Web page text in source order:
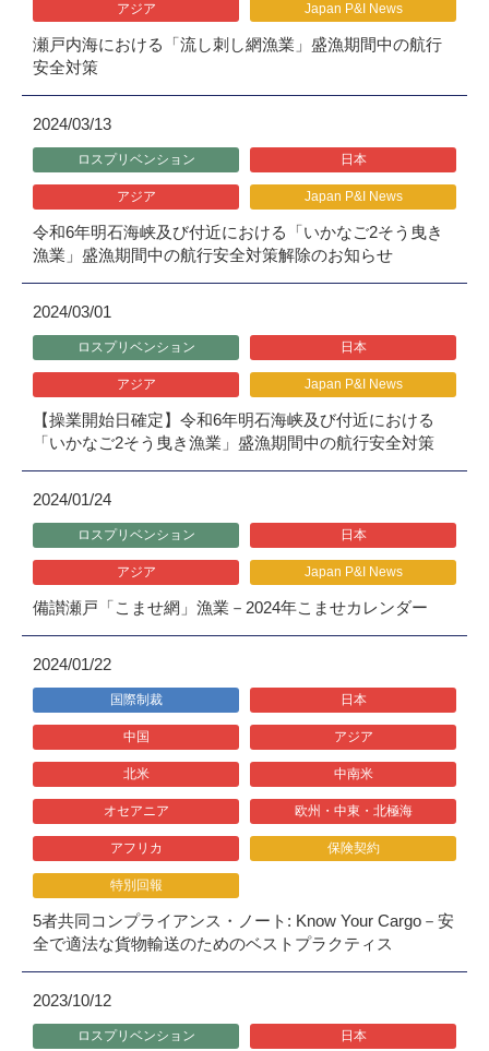
アジア Japan P&I News
瀬戸内海における「流し刺し網漁業」盛漁期間中の航行
安全対策
2024/03/13
ロスプリベンション 日本
アジア Japan P&I News
令和6年明石海峡及び付近における「いかなご2そう曳き
漁業」盛漁期間中の航行安全対策解除のお知らせ
2024/03/01
ロスプリベンション 日本
アジア Japan P&I News
【操業開始日確定】令和6年明石海峡及び付近における
「いかなご2そう曳き漁業」盛漁期間中の航行安全対策
2024/01/24
ロスプリベンション 日本
アジア Japan P&I News
備讃瀬戸「こませ網」漁業－2024年こませカレンダー
2024/01/22
国際制裁 日本
中国 アジア
北米 中南米
オセアニア 欧州・中東・北極海
アフリカ 保険契約
特別回報
5者共同コンプライアンス・ノート: Know Your Cargo－安
全で適法な貨物輸送のためのベストプラクティス
2023/10/12
ロスプリベンション 日本